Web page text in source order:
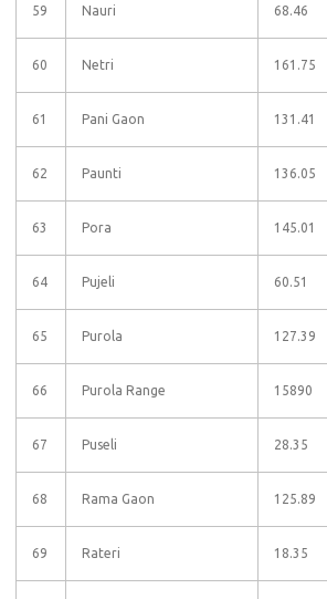
59 Nauri 68.46
60 Netri 161.75
61 Pani Gaon 131.41
62 Paunti 136.05
63 Pora 145.01
64 Pujeli 60.51
65 Purola 127.39
66 Purola Range 15890
67 Puseli 28.35
68 Rama Gaon 125.89
69 Rateri 18.35